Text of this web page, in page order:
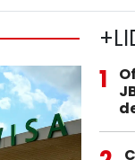
1